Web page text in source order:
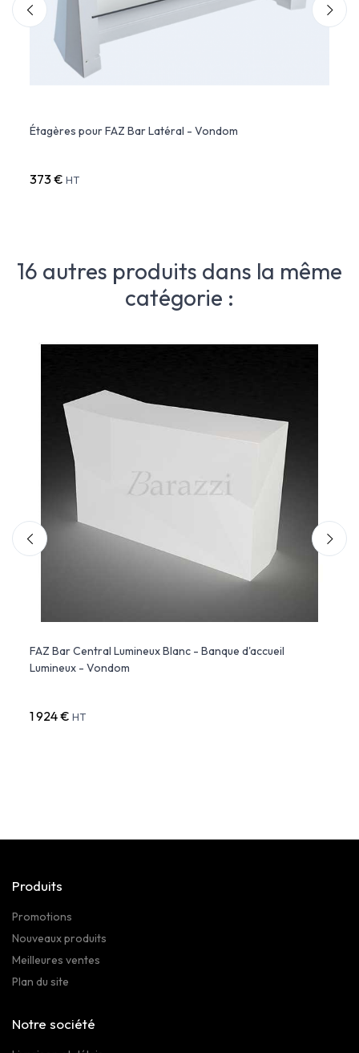
Étagères pour FAZ Bar Latéral - Vondom
373 € HT
16 autres produits dans la même
catégorie :
FAZ Bar Central Lumineux Blanc - Banque d'accueil
Lumineux - Vondom
1 924 € HT
Produits
Promotions
Nouveaux produits
Meilleures ventes
Plan du site
Notre société